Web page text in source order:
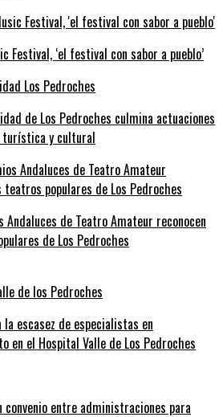
Festival, ‘el festival con sabor a pueblo’
de Los Pedroches culmina actuaciones
turística y cultural
Andaluces de Teatro Amateur reconocen
de Los Pedroches
la escasez de especialistas en
en el Hospital Valle de Los Pedroches
convenio entre administraciones para